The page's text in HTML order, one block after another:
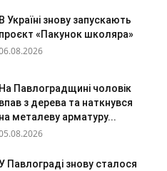
В Україні знову запускають
проєкт «Пакунок школяра»
На Павлоградщині чоловік
впав з дерева та наткнувся
на металеву арматуру...
Павлограді знову сталося